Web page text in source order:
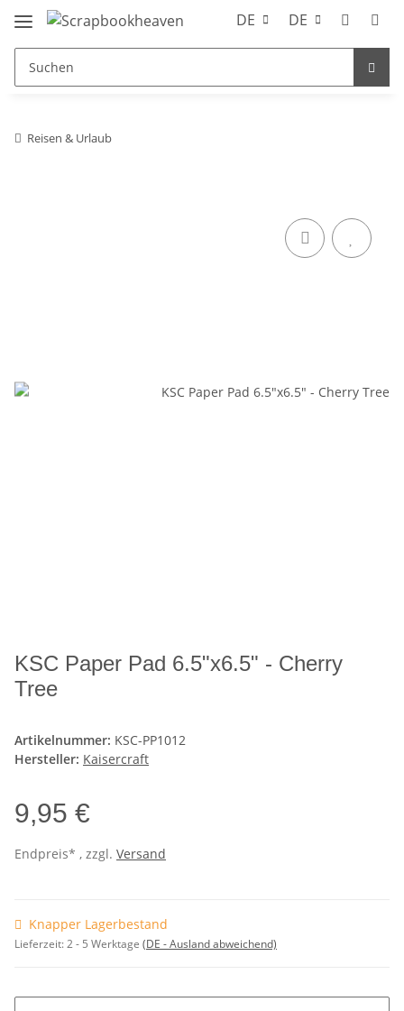
DE DE
Reisen & Urlaub
KSC Paper Pad 6.5"x6.5" - Cherry
Tree
Artikelnummer: KSC-PP1012
Hersteller: Kaisercraft
9,95 €
Endpreis* , zzgl. Versand
Knapper Lagerbestand
Lieferzeit:2 - 5 Werktage (DE - Ausland abweichend)